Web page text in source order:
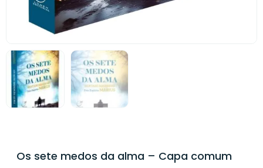
Os sete medos da alma – Capa comum